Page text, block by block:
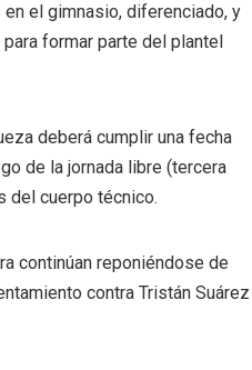
el gimnasio, diferenciado, y
formar parte del plantel
deberá cumplir una fecha
de la jornada libre (tercera
del cuerpo técnico.
continúan reponiéndose de
contra Tristán Suárez